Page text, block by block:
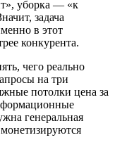
уборка — «к
задача
в этот
конкурента.
чего реально
на три
потолки цена за
генеральная